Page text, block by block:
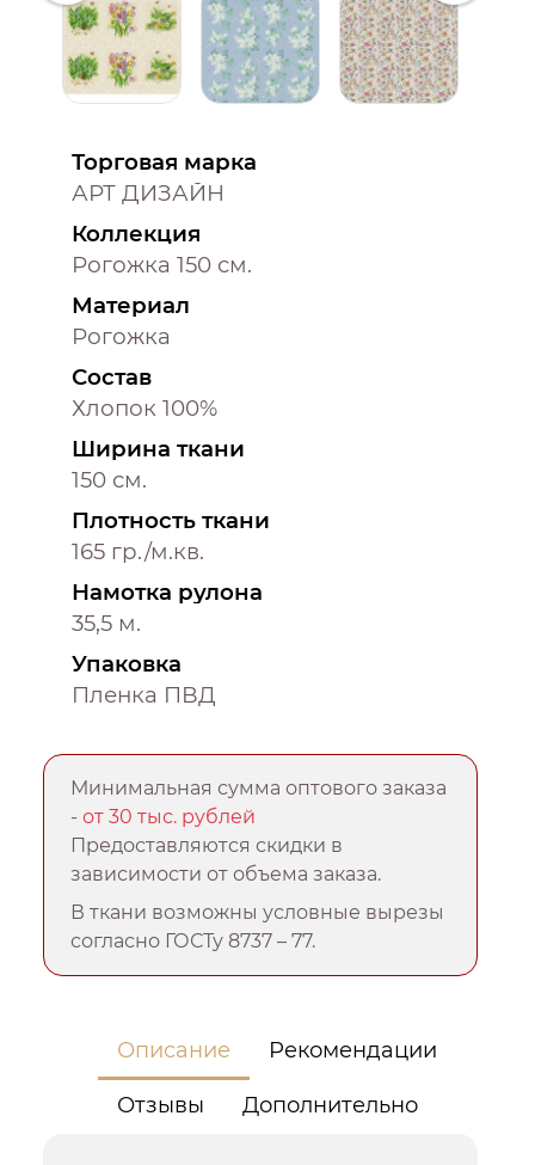
Торговая марка
АРТ ДИЗАЙН
Коллекция
Рогожка 150 см.
Материал
Рогожка
Состав
Хлопок 100%
Ширина ткани
150 см.
Плотность ткани
165 гр./м.кв.
Намотка рулона
35,5 м.
Упаковка
Пленка ПВД
Минимальная сумма оптового заказа
-от 30 тыс. рублей
Предоставляются скидки в
зависимости от объема заказа.
В ткани возможны условные вырезы
согласно ГОСТу 8737 – 77.
Описание Рекомендации
Отзывы Дополнительно